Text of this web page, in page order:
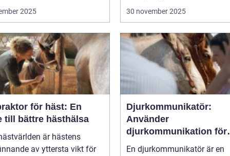
2025 30 november 2025
för häst: En
till bättre hästhälsa
är hästens
av yttersta vikt för
Djurkommunikatör:
Använder
djurkommunikation för
behandling av djur
En djurkommunikatör är en